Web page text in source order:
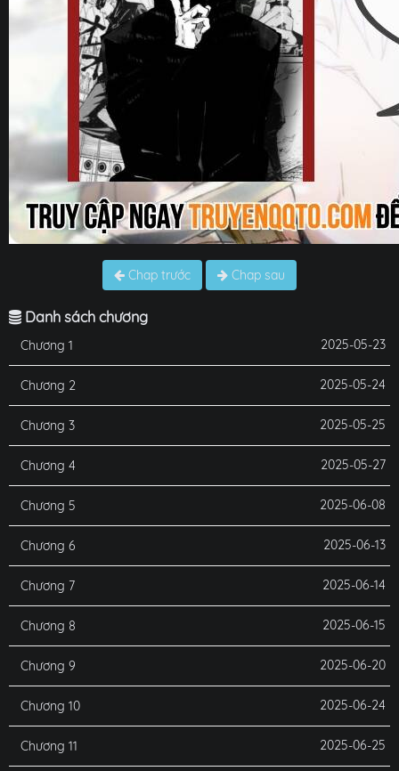
Chap trước Chap sau
Danh sách chương
Chương 1 2025-05-23
Chương 2 2025-05-24
Chương 3 2025-05-25
Chương 4 2025-05-27
Chương 5 2025-06-08
Chương 6 2025-06-13
Chương 7 2025-06-14
Chương 8 2025-06-15
Chương 9 2025-06-20
Chương 10 2025-06-24
Chương 11 2025-06-25